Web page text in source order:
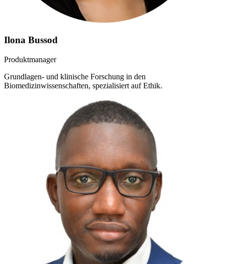
Ilona Bussod
Produktmanager
Grundlagen- und klinische Forschung in den
Biomedizinwissenschaften, spezialisiert auf Ethik.